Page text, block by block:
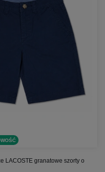
LACOSTE granatowe szorty o